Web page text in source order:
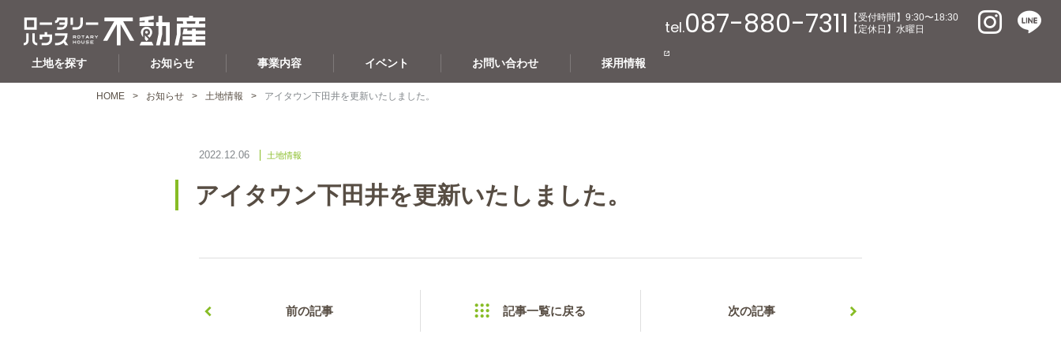
土地を探す お知らせ 事業内容 イベント お問い合わせ 採用情報
tel.087-880-7311
【受付時間】9:30〜18:30
【定休日】水曜日
HOME お知らせ 土地情報 アイタウン下田井を更新いたしました。
2022.12.06 土地情報
アイタウン下田井を更新いたしました。
前の記事 記事一覧に戻る 次の記事